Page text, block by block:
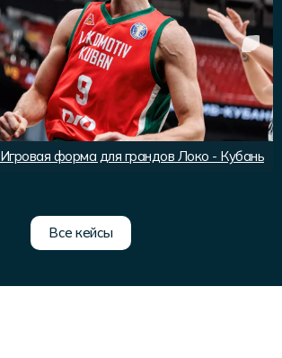
Игровая форма для грандов Локо - Кубань
Все кейсы